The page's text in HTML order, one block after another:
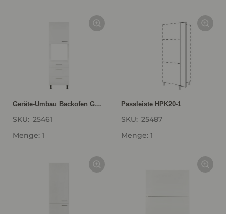
Geräte-Umbau Backofen GOS2A-1
SKU: 25461
Menge: 1
Passleiste HPK20-1
SKU: 25487
Menge: 1